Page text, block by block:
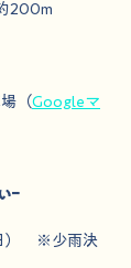
200m
（Googleマ
ｰ
）　※少雨決